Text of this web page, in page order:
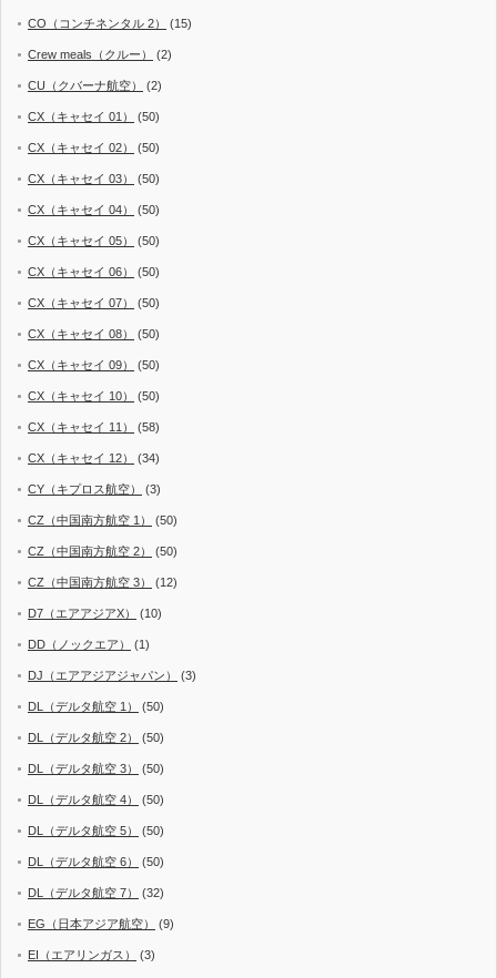
CO（コンチネンタル 2） (15)
Crew meals（クルー） (2)
CU（クバーナ航空） (2)
CX（キャセイ 01） (50)
CX（キャセイ 02） (50)
CX（キャセイ 03） (50)
CX（キャセイ 04） (50)
CX（キャセイ 05） (50)
CX（キャセイ 06） (50)
CX（キャセイ 07） (50)
CX（キャセイ 08） (50)
CX（キャセイ 09） (50)
CX（キャセイ 10） (50)
CX（キャセイ 11） (58)
CX（キャセイ 12） (34)
CY（キプロス航空） (3)
CZ（中国南方航空 1） (50)
CZ（中国南方航空 2） (50)
CZ（中国南方航空 3） (12)
D7（エアアジアX） (10)
DD（ノックエア） (1)
DJ（エアアジアジャパン） (3)
DL（デルタ航空 1） (50)
DL（デルタ航空 2） (50)
DL（デルタ航空 3） (50)
DL（デルタ航空 4） (50)
DL（デルタ航空 5） (50)
DL（デルタ航空 6） (50)
DL（デルタ航空 7） (32)
EG（日本アジア航空） (9)
EI（エアリンガス） (3)